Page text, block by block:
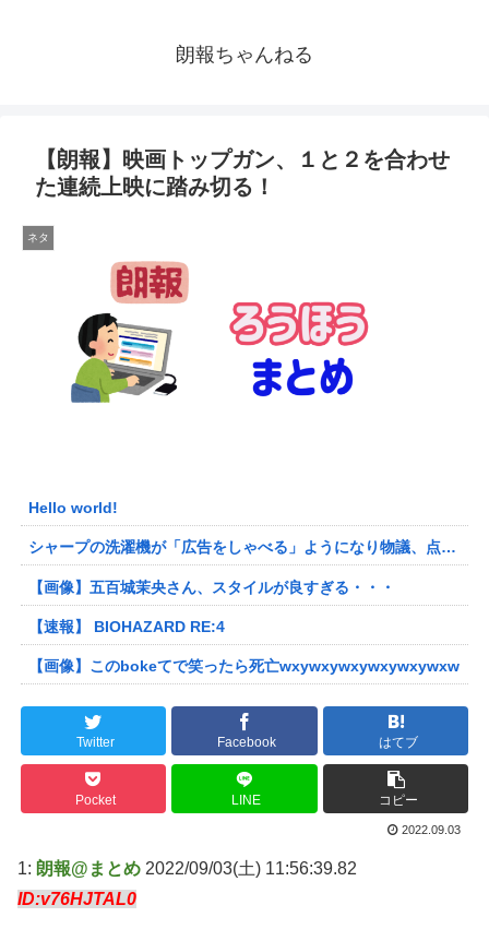
朗報ちゃんねる
【朗報】映画トップガン、１と２を合わせ
た連続上映に踏み切る！
ネタ
Hello world!
シャープの洗濯機が「広告をしゃべる」ようになり物議、点滅するボタンを押すと洗剤のキャンペーン音声 「SFの世界だ」 [朝一から閉店までφ★]
【画像】五百城茉央さん、スタイルが良すぎる・・・
【速報】 BIOHAZARD RE:4
【画像】このbokeてで笑ったら死亡wxywxywxywxywxywxw
Twitter Facebook はてブ
Pocket LINE コピー
2022.09.03
1: 朗報@まとめ 2022/09/03(土) 11:56:39.82
ID:v76HJTAL0